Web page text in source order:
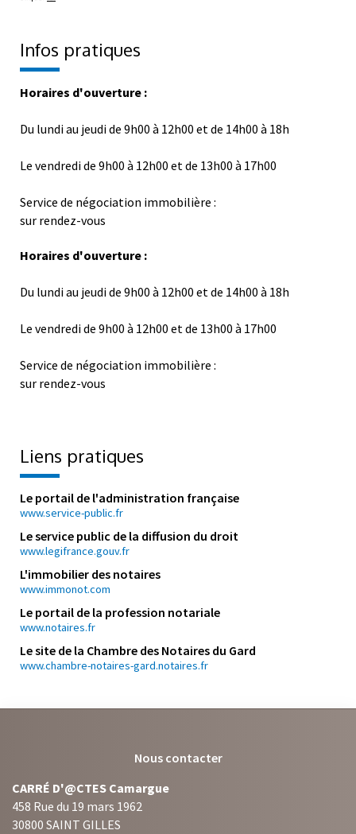
Infos pratiques
Horaires d'ouverture :
Du lundi au jeudi de 9h00 à 12h00 et de 14h00 à 18h
Le vendredi de 9h00 à 12h00 et de 13h00 à 17h00
Service de négociation immobilière :
sur rendez-vous
Horaires d'ouverture :
Du lundi au jeudi de 9h00 à 12h00 et de 14h00 à 18h
Le vendredi de 9h00 à 12h00 et de 13h00 à 17h00
Service de négociation immobilière :
sur rendez-vous
Liens pratiques
Le portail de l'administration française
www.service-public.fr
Le service public de la diffusion du droit
www.legifrance.gouv.fr
L'immobilier des notaires
www.immonot.com
Le portail de la profession notariale
www.notaires.fr
Le site de la Chambre des Notaires du Gard
www.chambre-notaires-gard.notaires.fr
Nous contacter
CARRÉ D'@CTES Camargue
458 Rue du 19 mars 1962
30800 SAINT GILLES